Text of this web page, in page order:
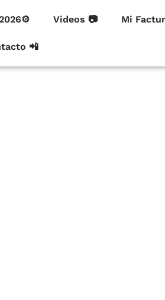
Videos 📷 Mi
📲